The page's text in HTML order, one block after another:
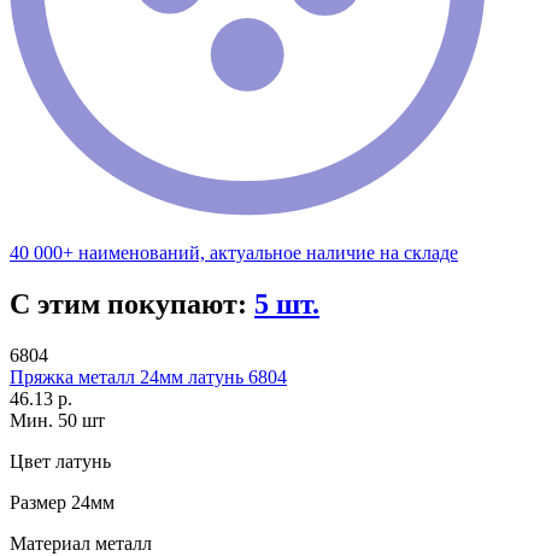
40 000+ наименований, актуальное наличие на складе
С этим покупают: 5 шт.
6804
Пряжка металл 24мм латунь 6804
46.13 р.
Мин. 50 шт
Цвет латунь
Размер 24мм
Материал металл